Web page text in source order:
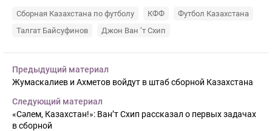
Сборная Казахстана по футболу КФФ
Футбол Казахстана
Талгат Байсуфинов
Джон Ван ’т Схип
Предыдущий материал
Жумаскалиев и Ахметов войдут в штаб сборной Казахстана
Следующий материал
«Сәлем, Казахстан!»: Ван’т Схип рассказал о первых задачах
в сборной